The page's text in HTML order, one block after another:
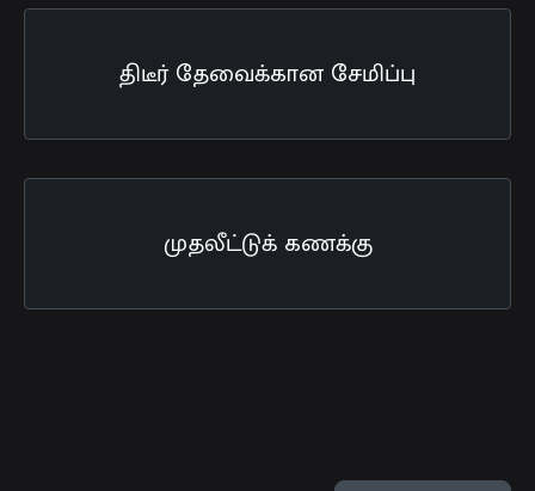
திடீர் தேவைக்கான சேமிப்பு
முதலீட்டுக் கணக்கு